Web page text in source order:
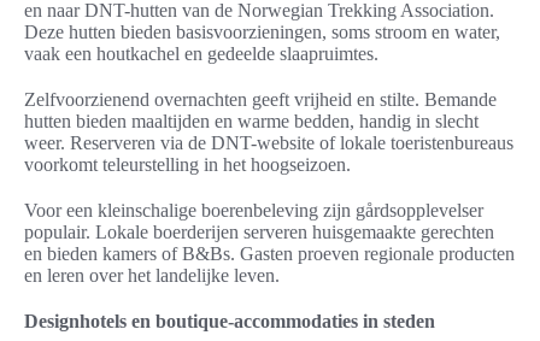
en naar DNT-hutten van de Norwegian Trekking Association.
Deze hutten bieden basisvoorzieningen, soms stroom en water,
vaak een houtkachel en gedeelde slaapruimtes.
Zelfvoorzienend overnachten geeft vrijheid en stilte. Bemande
hutten bieden maaltijden en warme bedden, handig in slecht
weer. Reserveren via de DNT-website of lokale toeristenbureaus
voorkomt teleurstelling in het hoogseizoen.
Voor een kleinschalige boerenbeleving zijn gårdsopplevelser
populair. Lokale boerderijen serveren huisgemaakte gerechten
en bieden kamers of B&Bs. Gasten proeven regionale producten
en leren over het landelijke leven.
Designhotels en boutique-accommodaties in steden